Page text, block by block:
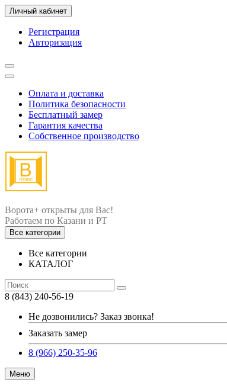
Личный кабинет
Регистрация
Авторизация
Оплата и доставка
Политика безопасности
Бесплатный замер
Гарантия качества
Собственное производство
Ворота+ открыты для Вас!
Все категории
Все категории
КАТАЛОГ
8 (843) 240-56-19
Не дозвонились? Заказ звонка!
Заказать замер
8 (966) 250-35-96
Меню